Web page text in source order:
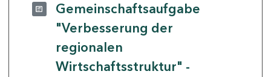
Gemeinschaftsaufgabe
"Verbesserung der
regionalen
Wirtschaftsstruktur" -